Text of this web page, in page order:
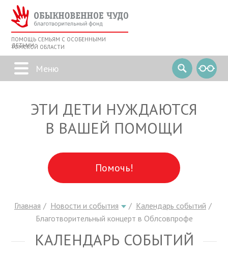
ПОМОЩЬ СЕМЬЯМ С ОСОБЕННЫМИ
ДЕТЬМИ
ТОМСКОЙ ОБЛАСТИ
ЭТИ ДЕТИ НУЖДАЮТСЯ
В ВАШЕЙ ПОМОЩИ
Помочь!
Главная Новости и события
Календарь событий
Благотворительный концерт в Облсовпрофе
КАЛЕНДАРЬ СОБЫТИЙ